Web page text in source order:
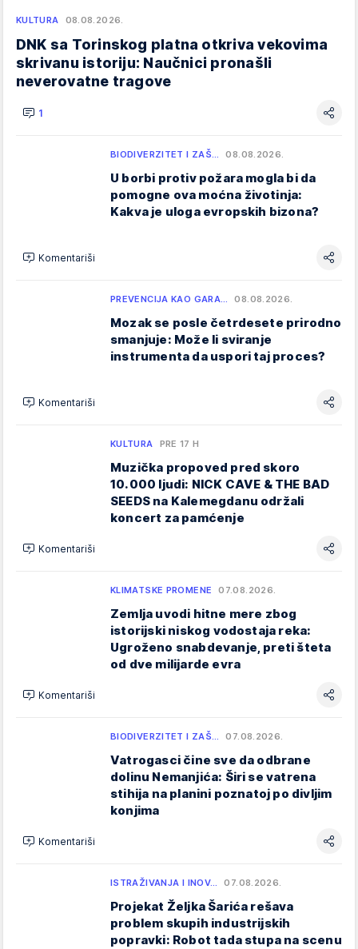
KULTURA 08.08.2026.
DNK sa Torinskog platna otkriva vekovima
skrivanu istoriju: Naučnici pronašli
neverovatne tragove
1
BIODIVERZITET I ZAŠ… 08.08.2026.
U borbi protiv požara mogla bi da
pomogne ova moćna životinja:
Kakva je uloga evropskih bizona?
Komentariši
PREVENCIJA KAO GARA… 08.08.2026.
Mozak se posle četrdesete prirodno
smanjuje: Može li sviranje
instrumenta da uspori taj proces?
Komentariši
KULTURA PRE 17 H
Muzička propoved pred skoro
10.000 ljudi: NICK CAVE & THE BAD
SEEDS na Kalemegdanu održali
koncert za pamćenje
Komentariši
KLIMATSKE PROMENE 07.08.2026.
Zemlja uvodi hitne mere zbog
istorijski niskog vodostaja reka:
Ugroženo snabdevanje, preti šteta
od dve milijarde evra
Komentariši
BIODIVERZITET I ZAŠ… 07.08.2026.
Vatrogasci čine sve da odbrane
dolinu Nemanjića: Širi se vatrena
stihija na planini poznatoj po divljim
konjima
Komentariši
ISTRAŽIVANJA I INOV… 07.08.2026.
Projekat Željka Šarića rešava
problem skupih industrijskih
popravki: Robot tada stupa na scenu